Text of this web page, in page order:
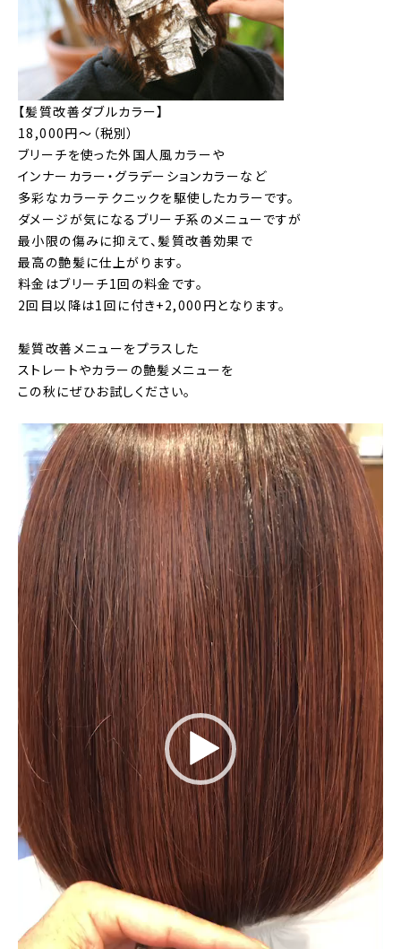
NEWS
RECRUIT
COMPANY
【髪質改善ダブルカラー】
18,000円～（税別）
ブリーチを使った外国人風カラーや
インナーカラー・グラデーションカラーなど
多彩なカラーテクニックを駆使したカラーです。
ダメージが気になるブリーチ系のメニューですが
最小限の傷みに抑えて、髪質改善効果で
最高の艶髪に仕上がります。
料金はブリーチ1回の料金です。
2回目以降は1回に付き+2,000円となります。
髪質改善メニューをプラスした
ストレートやカラーの艶髪メニューを
この秋にぜひお試しください。
動
画
プ
レ
ー
ヤ
ー